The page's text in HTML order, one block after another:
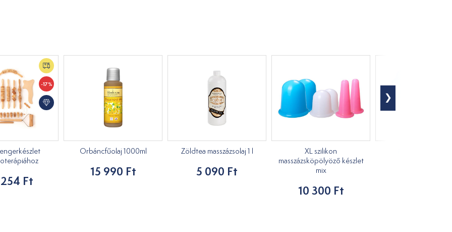
-17%
Ft
Orbáncfűolaj 1000ml
15 990 Ft
Zöldtea masszázsolaj 1 l
5 090 Ft
XL szilikon
masszázsköpölyöző készlet
mix
10 300 Ft